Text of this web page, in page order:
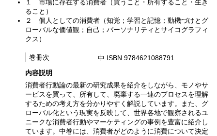
１ 市場に存在する消費者（買うこと・所有すること・生き
ること）
２ 個人としての消費者（知覚；学習と記憶；動機づけとグ
ローバルな価値観；自己；パーソナリティとサイコグラフィ
クス）
巻冊次
中 ISBN 9784621088791
内容説明
消費者行動論の最新の研究成果を紹介をしながら、モノやサ
ービスを買って、所有して、廃棄する一連のプロセスを理解
するための考え方を分かりやすく解説しています。また、グ
ローバル化という現実を反映して、世界各地で観察されるユ
ニークな消費者行動やマーケティングの事例を豊富に紹介し
ています。中巻には、消費者がどのように消費について決定